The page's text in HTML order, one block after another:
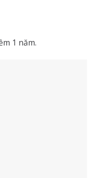
1 năm.